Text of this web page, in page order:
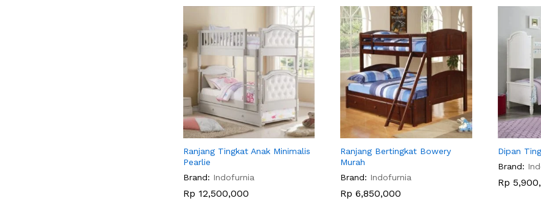
Ranjang Tingkat Anak Minimalis
Pearlie
Brand: Indofurnia
Rp 12,500,000
Rp 12,500,000
Ranjang Bertingkat Bowery
Murah
Brand: Indofurnia
Rp 6,850,000
Rp 6,850,000
Dipan
Brand:
Rp
Rp